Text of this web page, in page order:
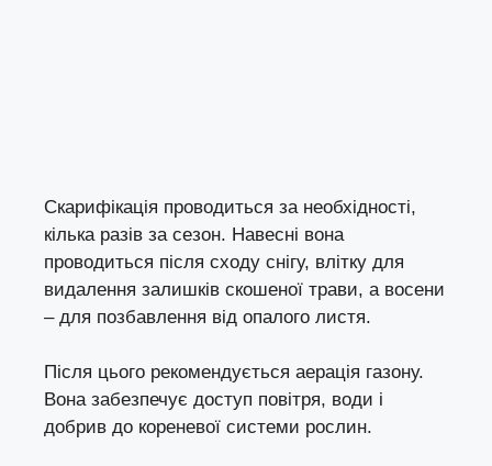
Скарифікація проводиться за необхідності,
кілька разів за сезон. Навесні вона
проводиться після сходу снігу, влітку для
видалення залишків скошеної трави, а восени
– для позбавлення від опалого листя.
Після цього рекомендується аерація газону.
Вона забезпечує доступ повітря, води і
добрив до кореневої системи рослин.